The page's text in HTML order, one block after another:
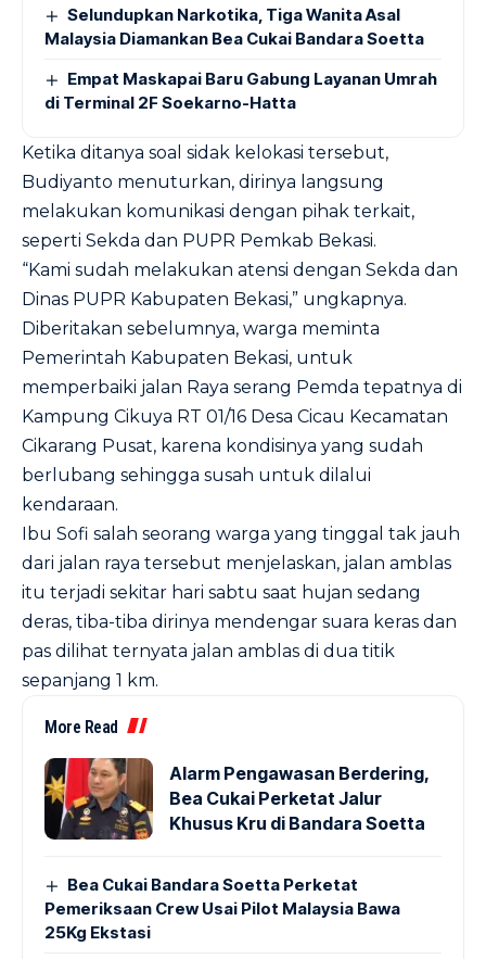
Selundupkan Narkotika, Tiga Wanita Asal
Malaysia Diamankan Bea Cukai Bandara Soetta
Empat Maskapai Baru Gabung Layanan Umrah
di Terminal 2F Soekarno-Hatta
Ketika ditanya soal sidak kelokasi tersebut,
Budiyanto menuturkan, dirinya langsung
melakukan komunikasi dengan pihak terkait,
seperti Sekda dan PUPR Pemkab Bekasi.
“Kami sudah melakukan atensi dengan Sekda dan
Dinas PUPR Kabupaten Bekasi,” ungkapnya.
Diberitakan sebelumnya, warga meminta
Pemerintah Kabupaten Bekasi, untuk
memperbaiki jalan Raya serang Pemda tepatnya di
Kampung Cikuya RT 01/16 Desa Cicau Kecamatan
Cikarang Pusat, karena kondisinya yang sudah
berlubang sehingga susah untuk dilalui
kendaraan.
Ibu Sofi salah seorang warga yang tinggal tak jauh
dari jalan raya tersebut menjelaskan, jalan amblas
itu terjadi sekitar hari sabtu saat hujan sedang
deras, tiba-tiba dirinya mendengar suara keras dan
pas dilihat ternyata jalan amblas di dua titik
sepanjang 1 km.
More Read
Alarm Pengawasan Berdering,
Bea Cukai Perketat Jalur
Khusus Kru di Bandara Soetta
Bea Cukai Bandara Soetta Perketat
Pemeriksaan Crew Usai Pilot Malaysia Bawa
25Kg Ekstasi